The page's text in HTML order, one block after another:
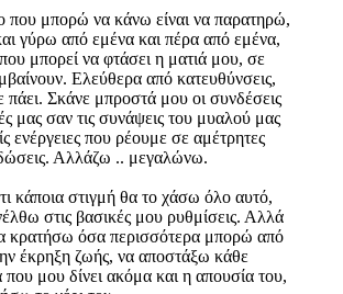
που μπορώ να κάνω είναι να παρατηρώ,
γύρω από εμένα και πέρα από εμένα,
μπορεί να φτάσει η ματιά μου, σε
Ελεύθερα από κατευθύνσεις,
πάει. Σκάνε μπροστά μου οι συνδέσεις
μας σαν τις συνάψεις του μυαλού μας
ενέργειες που ρέουμε σε αμέτρητες
Αλλάζω .. μεγαλώνω.
κάποια στιγμή θα το χάσω όλο αυτό,
στις βασικές μου ρυθμίσεις. Αλλά
κρατήσω όσα περισσότερα μπορώ από
έκρηξη ζωής, να αποστάξω κάθε
μου δίνει ακόμα και η απουσία του,